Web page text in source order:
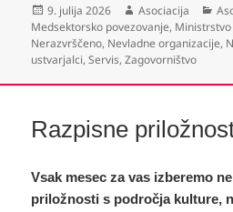
Objavljeno
dne
9. julija 2026 Avtor
Asociacija
Medsektorsko povezovanje,
Nerazvrščeno, Nevladne organizacije,
ustvarjalci,Servis,Zagovorništvo
Razpisne
Vsak mesec za vas izberemo
priložnosti s področja kulture,